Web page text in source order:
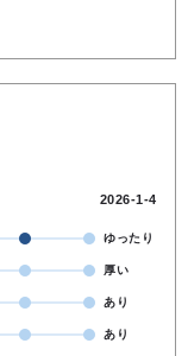
2026-1-4
ゆったり
厚い
あり
あり